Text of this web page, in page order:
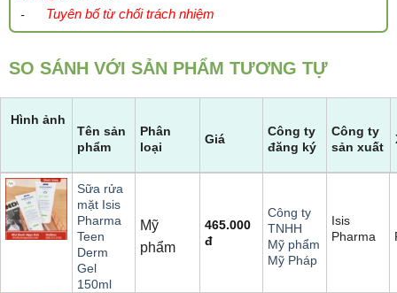
- Tuyên bố từ chối trách nhiệm
SO SÁNH VỚI SẢN PHẨM TƯƠNG TỰ
Hình ảnh
Tên sản
phẩm
Phân
loại
Giá
Công ty
đăng ký
Công ty
sản xuất
Sữa rửa
mặt Isis
Pharma
Teen
Derm
Gel
150ml
Mỹ
phẩm
465.000
đ
Công ty
TNHH
Mỹ phẩm
Mỹ Pháp
Isis
Pharma